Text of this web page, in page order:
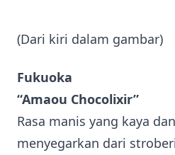
(Dari kiri dalam gambar)
Fukuoka
“Amaou Chocolixir”
Rasa manis yang kaya
menyegarkan dari